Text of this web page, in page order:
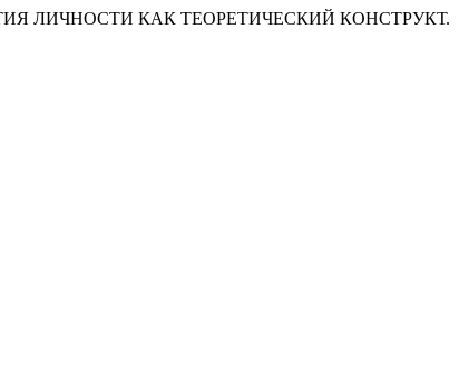
ЛИЧНОСТИ КАК ТЕОРЕТИЧЕСКИЙ КОНСТРУКТ.